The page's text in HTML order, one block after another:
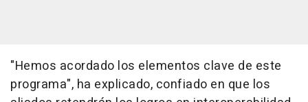
"Hemos acordado los elementos clave de este
programa", ha explicado, confiado en que los